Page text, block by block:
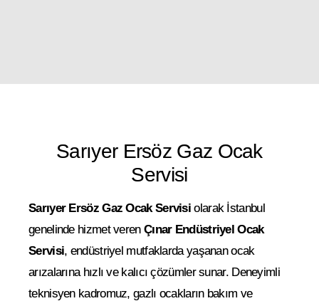
Sarıyer Ersöz Gaz Ocak
Servisi
Sarıyer Ersöz Gaz Ocak Servisi olarak İstanbul
genelinde hizmet veren Çınar Endüstriyel Ocak
Servisi, endüstriyel mutfaklarda yaşanan ocak
arızalarına hızlı ve kalıcı çözümler sunar. Deneyimli
teknisyen kadromuz, gazlı ocakların bakım ve